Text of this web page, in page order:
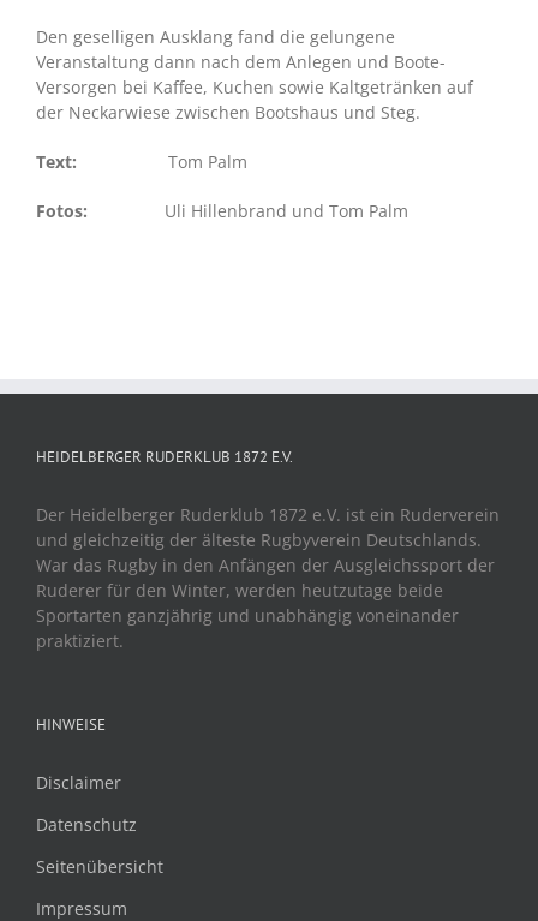
Den geselligen Ausklang fand die gelungene
Veranstaltung dann nach dem Anlegen und Boote-
Versorgen bei Kaffee, Kuchen sowie Kaltgetränken auf
der Neckarwiese zwischen Bootshaus und Steg.
Text: Tom Palm
Fotos: Uli Hillenbrand und Tom Palm
HEIDELBERGER RUDERKLUB 1872 E.V.
Der Heidelberger Ruderklub 1872 e.V. ist ein Ruderverein
und gleichzeitig der älteste Rugbyverein Deutschlands.
War das Rugby in den Anfängen der Ausgleichssport der
Ruderer für den Winter, werden heutzutage beide
Sportarten ganzjährig und unabhängig voneinander
praktiziert.
HINWEISE
Disclaimer
Datenschutz
Seitenübersicht
Impressum